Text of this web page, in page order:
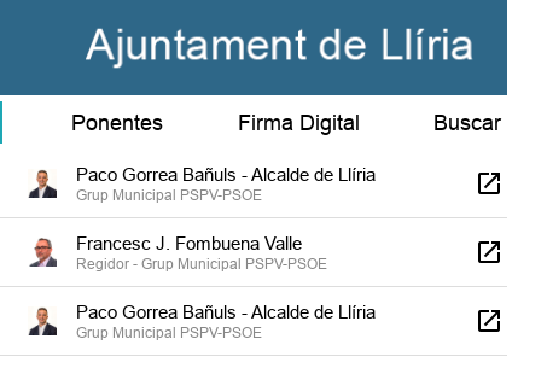
Ponentes Firma Digital Buscar
Paco Gorrea Bañuls - Alcalde de Llíria
Grup Municipal PSPV-PSOE
Portaveu suplent 1 - Grup municipal: PP
Paco Gorrea Bañuls - Alcalde de Llíria
Grup Municipal PSPV-PSOE
Francesc J. Fombuena Valle
Regidor - Grup Municipal PSPV-PSOE
Paco Gorrea Bañuls - Alcalde de Llíria
Grup Municipal PSPV-PSOE